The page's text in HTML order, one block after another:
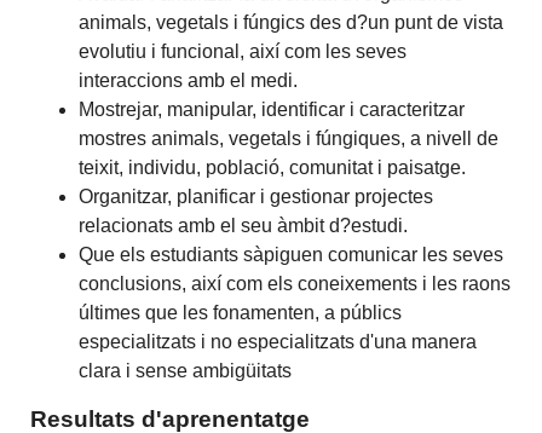
animals, vegetals i fúngics des d?un punt de vista
evolutiu i funcional, així com les seves
interaccions amb el medi.
Mostrejar, manipular, identificar i caracteritzar
mostres animals, vegetals i fúngiques, a nivell de
teixit, individu, població, comunitat i paisatge.
Organitzar, planificar i gestionar projectes
relacionats amb el seu àmbit d?estudi.
Que els estudiants sàpiguen comunicar les seves
conclusions, així com els coneixements i les raons
últimes que les fonamenten, a públics
especialitzats i no especialitzats d'una manera
clara i sense ambigüitats
Resultats d'aprenentatge